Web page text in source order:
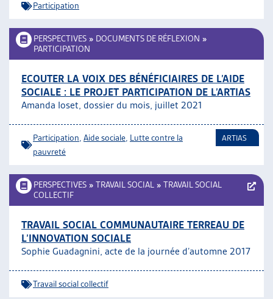
Participation
PERSPECTIVES » DOCUMENTS DE RÉFLEXION »
PARTICIPATION
ECOUTER LA VOIX DES BÉNÉFICIAIRES DE L’AIDE
SOCIALE : LE PROJET PARTICIPATION DE L’ARTIAS
Amanda Ioset, dossier du mois, juillet 2021
Participation Aide sociale Lutte contre la
pauvreté
ARTIAS
PERSPECTIVES » TRAVAIL SOCIAL » TRAVAIL SOCIAL
COLLECTIF
TRAVAIL SOCIAL COMMUNAUTAIRE TERREAU DE
L’INNOVATION SOCIALE
Sophie Guadagnini, acte de la journée d’automne 2017
Travail social collectif